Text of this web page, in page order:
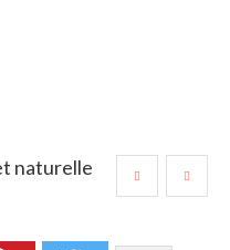
naturelle